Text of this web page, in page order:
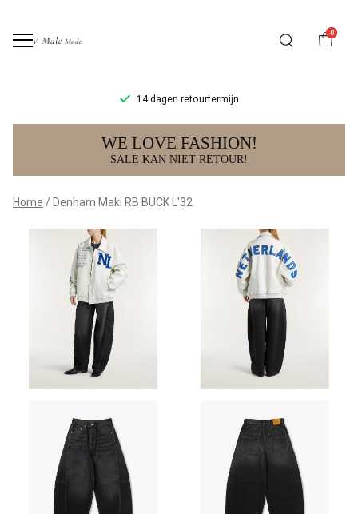
0
14 dagen retourtermijn
Denham
Maki
RB
BUCK
male
mode
WE LOVE FASHION!
SALE KAN NIET RETOUR!
Home Denham Maki RB BUCK L'32